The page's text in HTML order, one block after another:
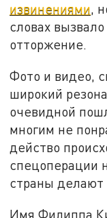
извинениями,
словах
отторжение.
Фото и видео,
широкий
очевидной
многим не
действо
спецоперации
страны
Имя Филиппа